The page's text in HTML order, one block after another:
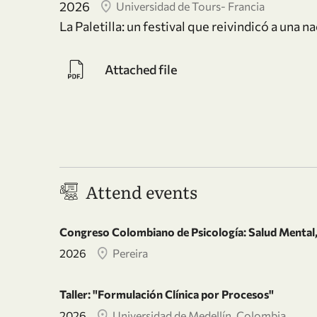
2026 Universidad de Tours- Francia
La Paletilla: un festival que reivindicó a una
Attached file
Attend events
Congreso Colombiano de Psicología: Salud
2026
Pereira
Taller: "Formulación Clínica por Procesos"